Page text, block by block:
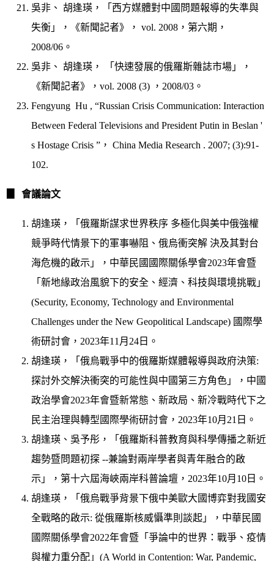
吳非、 胡逢瑛，「西方媒體對中國問題報導的失準與
失衡」，《新聞記者》， vol. 2008，第六期，
2008/06。
吳非、 胡逢瑛， 「快速發展的俄羅斯雜誌市場」，
《新聞記者》，vol. 2008 (3) ，2008/03。
Fengyung Hu , “Russian Crisis Communication: Interaction
Between Federal Televisions and President Putin in Beslan '
s Hostage Crisis ”， China Media Research . 2007; (3):91-
102.
會議論文
胡逢瑛，「俄羅斯謀求世界秩序 多極化與美中俄強權
競爭時代情景下的軍事嚇阻、俄烏衝突解 決及其對台
海危機的啟示」，中華民國國際關係學會2023年會暨
「新地緣政治風貌下的安全、經濟、科技與環境挑戰」
(Security, Economy, Technology and Environmental
Challenges under the New Geopolitical Landscape) 國際學
術研討會，2023年11月24日。
胡逢瑛，「俄烏戰爭中的俄羅斯媒體報導與政府決策:
探討外交解決衝突的可能性與中國第三方角色」，中國
政治學會2023年會暨新常態、新政局、新冷戰時代下之
民主治理與轉型國際學術研討會，2023年10月21日。
胡逢瑛、吳予彤，「俄羅斯科普教育與科學傳播之新近
趨勢暨問題初探 --兼論對兩岸學者與青年融合的啟
示」，第十六屆海峽兩岸科普論壇，2023年10月10日。
胡逢瑛，「俄烏戰爭背景下俄中美歐大國博弈對我國安
全戰略的啟示: 從俄羅斯核威懾準則談起」，中華民國
國際關係學會2022年會暨「爭論中的世界：戰爭、疫情
與權力重分配」(A World in Contention: War, Pandemic,